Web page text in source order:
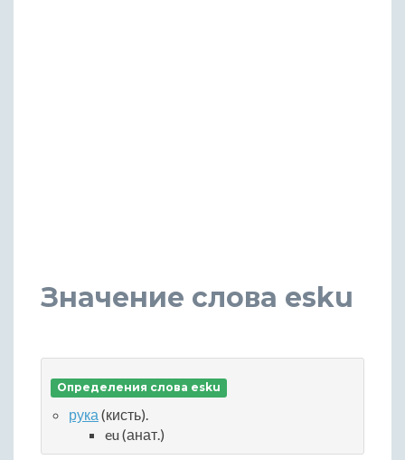
Значение слова esku
Определения слова esku
рука (кисть).
eu (анат.)